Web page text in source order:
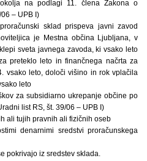
na podlagi 11. člena Zakona o
– UPB I)
sklad prispeva javni zavod
je Mestna občina Ljubljana, v
sveta javnega zavoda, ki vsako leto
preteklo leto in finančnega načrta za
vsako leto, določi višino in rok vplačila
leto
za subsidiarno ukrepanje občine po
list RS, št. 39/06 – UPB I)
ali tujih pravnih ali fizičnih oseb
denarnimi sredstvi proračunskega
pokrivajo iz sredstev sklada.